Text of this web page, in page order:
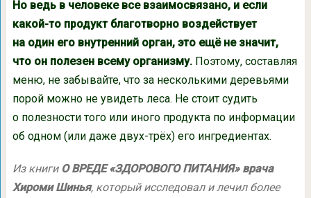
Но ведь в человеке все взаимосвязано, и если
какой-то продукт благотворно воздействует
на один его внутренний орган, это ещё не значит,
что он полезен всему организму.Поэтому, составляя
меню, не забывайте, что за несколькими деревьями
порой можно не увидеть леса. Не стоит судить
о полезности того или иного продукта по информации
об одном (или даже двух-трёх) его ингредиентах.
Из книги О ВРЕДЕ «ЗДОРОВОГО ПИТАНИЯ» врача
Хироми Шинья, который исследовал и лечил более